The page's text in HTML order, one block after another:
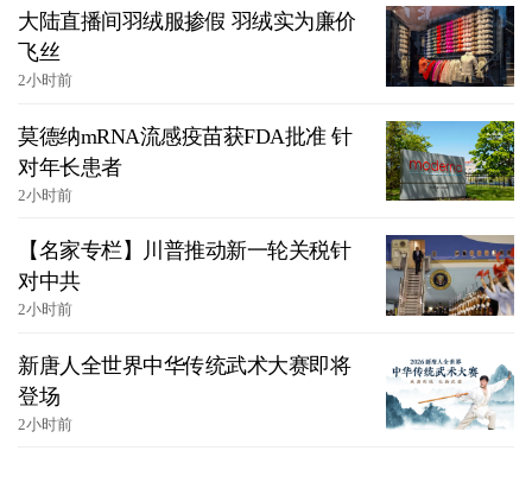
大陆直播间羽绒服掺假 羽绒实为廉价
飞丝
2小时前
莫德纳mRNA流感疫苗获FDA批准 针
对年长患者
2小时前
【名家专栏】川普推动新一轮关税针
对中共
2小时前
新唐人全世界中华传统武术大赛即将
登场
2小时前